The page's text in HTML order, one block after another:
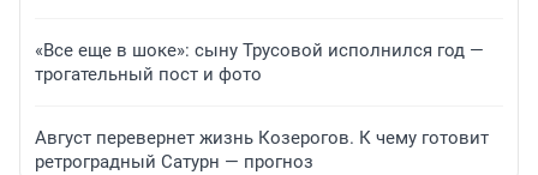
«Все еще в шоке»: сыну Трусовой исполнился год —
трогательный пост и фото
Август перевернет жизнь Козерогов. К чему готовит
ретроградный Сатурн — прогноз